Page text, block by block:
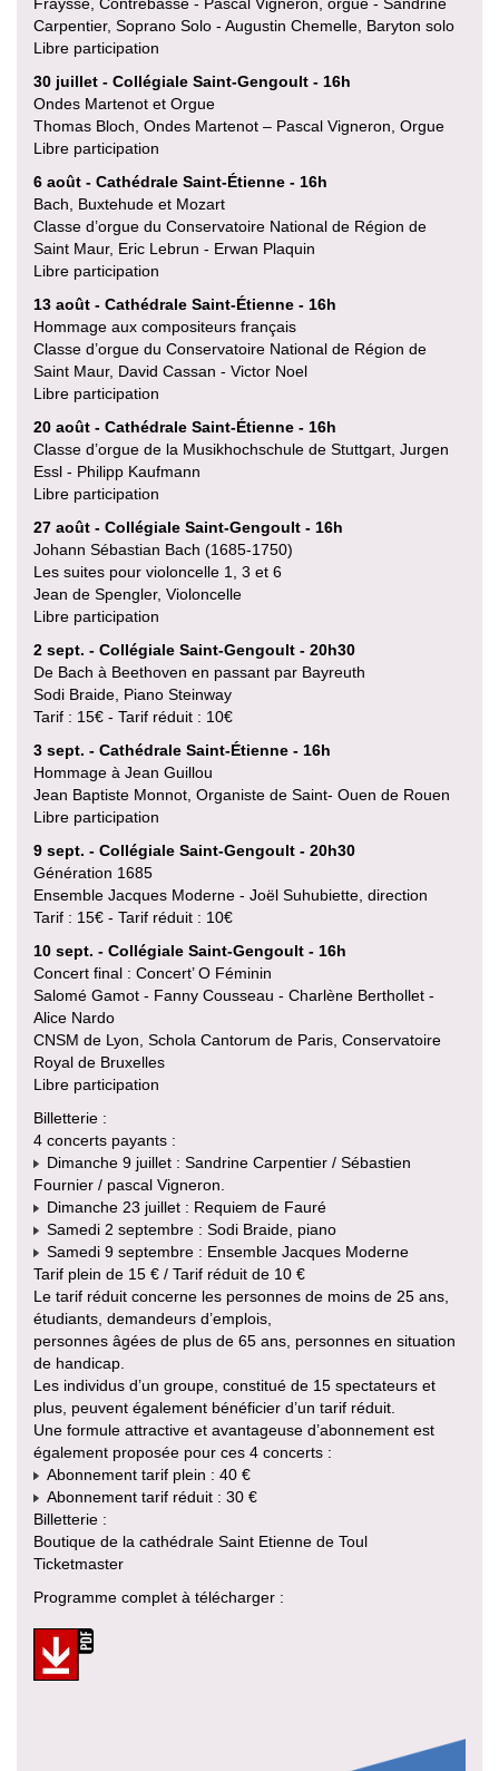
Carpentier, Soprano Solo - Augustin Chemelle, Baryton solo
Libre participation
30 juillet - Collégiale Saint-Gengoult - 16h
Ondes Martenot et Orgue
Thomas Bloch, Ondes Martenot – Pascal Vigneron, Orgue
Libre participation
6 août - Cathédrale Saint-Étienne - 16h
Bach, Buxtehude et Mozart
Classe d’orgue du Conservatoire National de Région de
Saint Maur, Eric Lebrun - Erwan Plaquin
Libre participation
13 août - Cathédrale Saint-Étienne - 16h
Hommage aux compositeurs français
Classe d’orgue du Conservatoire National de Région de
Saint Maur, David Cassan - Victor Noel
Libre participation
20 août - Cathédrale Saint-Étienne - 16h
Classe d’orgue de la Musikhochschule de Stuttgart, Jurgen
Essl - Philipp Kaufmann
Libre participation
27 août - Collégiale Saint-Gengoult - 16h
Johann Sébastian Bach (1685-1750)
Les suites pour violoncelle 1, 3 et 6
Jean de Spengler, Violoncelle
Libre participation
2 sept. - Collégiale Saint-Gengoult - 20h30
De Bach à Beethoven en passant par Bayreuth
Sodi Braide, Piano Steinway
Tarif : 15€ - Tarif réduit : 10€
3 sept. - Cathédrale Saint-Étienne - 16h
Hommage à Jean Guillou
Jean Baptiste Monnot, Organiste de Saint- Ouen de Rouen
Libre participation
9 sept. - Collégiale Saint-Gengoult - 20h30
Génération 1685
Ensemble Jacques Moderne - Joël Suhubiette, direction
Tarif : 15€ - Tarif réduit : 10€
10 sept. - Collégiale Saint-Gengoult - 16h
Concert final : Concert’ O Féminin
Salomé Gamot - Fanny Cousseau - Charlène Berthollet -
Alice Nardo
CNSM de Lyon, Schola Cantorum de Paris, Conservatoire
Royal de Bruxelles
Libre participation
Billetterie :
4 concerts payants :
Dimanche 9 juillet : Sandrine Carpentier / Sébastien
Fournier / pascal Vigneron.
Dimanche 23 juillet : Requiem de Fauré
Samedi 2 septembre : Sodi Braide, piano
Samedi 9 septembre : Ensemble Jacques Moderne
Tarif plein de 15 € / Tarif réduit de 10 €
Le tarif réduit concerne les personnes de moins de 25 ans,
étudiants, demandeurs d’emplois,
personnes âgées de plus de 65 ans, personnes en situation
de handicap.
Les individus d’un groupe, constitué de 15 spectateurs et
plus, peuvent également bénéficier d’un tarif réduit.
Une formule attractive et avantageuse d’abonnement est
également proposée pour ces 4 concerts :
Abonnement tarif plein : 40 €
Abonnement tarif réduit : 30 €
Billetterie :
Boutique de la cathédrale Saint Etienne de Toul
Ticketmaster
Programme complet à télécharger :